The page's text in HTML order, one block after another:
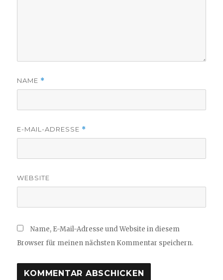
NAME *
E-MAIL-ADRESSE *
WEBSITE
Name, E-Mail-Adresse und Website in diesem
Browser für meinen nächsten Kommentar speichern.